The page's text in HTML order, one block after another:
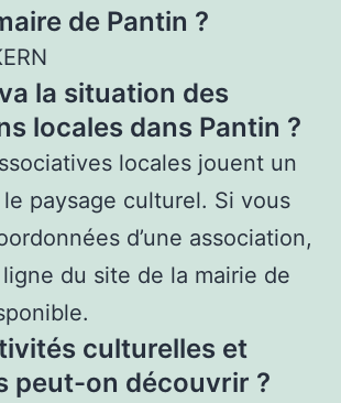
de Pantin ?
la situation des
locales dans Pantin ?
locales jouent un
paysage culturel. Si vous
d’une association,
ligne du site de la mairie de
culturelles et
peut-on découvrir ?